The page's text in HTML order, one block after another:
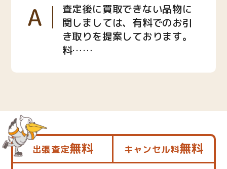
A
査定後に買取できない品物に
関しましては、有料でのお引
き取りを提案しております。
料……
出張査定無料 キャンセル料無料